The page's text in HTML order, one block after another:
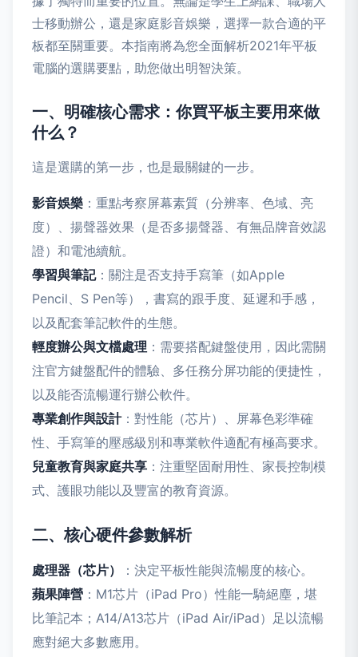
士移動辦公，還是家庭影音娛樂，選擇一款合適的平
板都至關重要。本指南將為您全面解析2021年平板
電腦的選購要點，助您做出明智決策。
一、明確核心需求：你買平板主要用來做
什么？
這是選購的第一步，也是最關鍵的一步。
影音娛樂 ：重點考察屏幕素質（分辨率、色域、亮
度）、揚聲器效果（是否多揚聲器、有無品牌音效認
證）和電池續航。
學習與筆記：關注是否支持手寫筆（如Apple
Pencil、S Pen等），書寫的跟手度、延遲和手感，
以及配套筆記軟件的生態。
輕度辦公與文檔處理 ：需要搭配鍵盤使用，因此需關
注官方鍵盤配件的體驗、多任務分屏功能的便捷性，
以及能否流暢運行辦公軟件。
專業創作與設計：對性能（芯片）、屏幕色彩準確
性、手寫筆的壓感級別和專業軟件適配有極高要求。
兒童教育與家庭共享 ：注重堅固耐用性、家長控制模
式、護眼功能以及豐富的教育資源。
二、核心硬件參數解析
處理器（芯片）
：決定平板性能與流暢度的核心。
蘋果陣營 ：M1芯片（iPad Pro）性能一騎絕塵，堪
比筆記本；A14/A13芯片（iPad Air/iPad）足以流暢
應對絕大多數應用。